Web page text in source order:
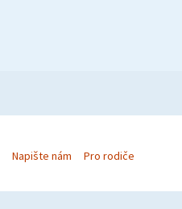
Napište nám Pro rodiče